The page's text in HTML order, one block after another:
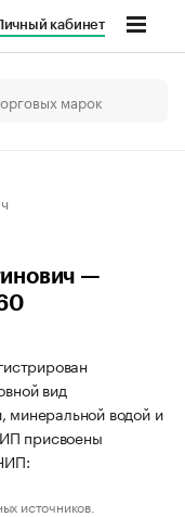
кабинет
—
вид
минеральной водой и
присвоены
источников.